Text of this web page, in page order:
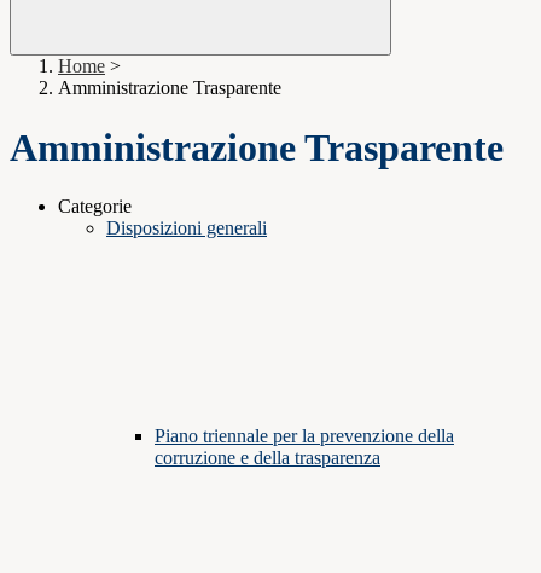
Home >
Amministrazione Trasparente
Amministrazione Trasparente
Categorie
Disposizioni generali
Piano triennale per la prevenzione della
corruzione e della trasparenza